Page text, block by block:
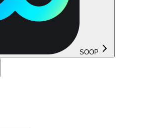
SOOP